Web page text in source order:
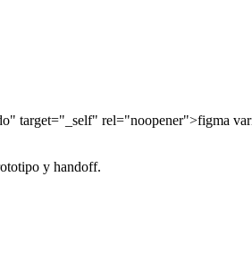
target="_self" rel="noopener">figma
y handoff.